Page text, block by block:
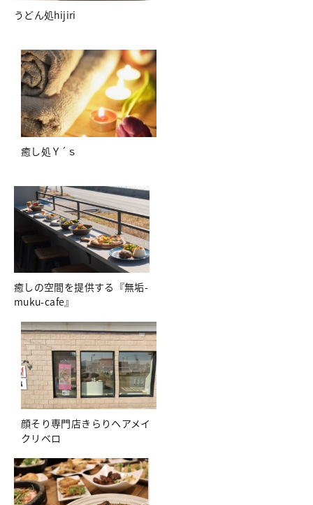
うどん処hijiri
癒し処Ｙ´ｓ
癒しの空間を提供する『無垢-
muku-cafe』
顔そり専門店きらりヘアメイ
クリベロ